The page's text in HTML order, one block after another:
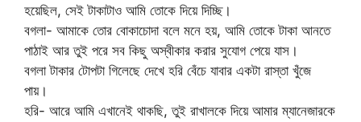
হয়েছিল, সেই টাকাটাও আমি তোকে দিয়ে দিচ্ছি।
বগলা- আমাকে তোর বোকাচোদা বলে মনে হয়, আমি তোকে টাকা আনতে
পাঠাই আর তুই পরে সব কিছু অস্বীকার করার সুযোগ পেয়ে যাস।
বগলা টাকার টোপটা গিলেছে দেখে হরি বেঁচে যাবার একটা রাস্তা খুঁজে
পায়।
হরি- আরে আমি এখানেই থাকছি, তুই রাখালকে দিয়ে আমার ম্যানেজারকে